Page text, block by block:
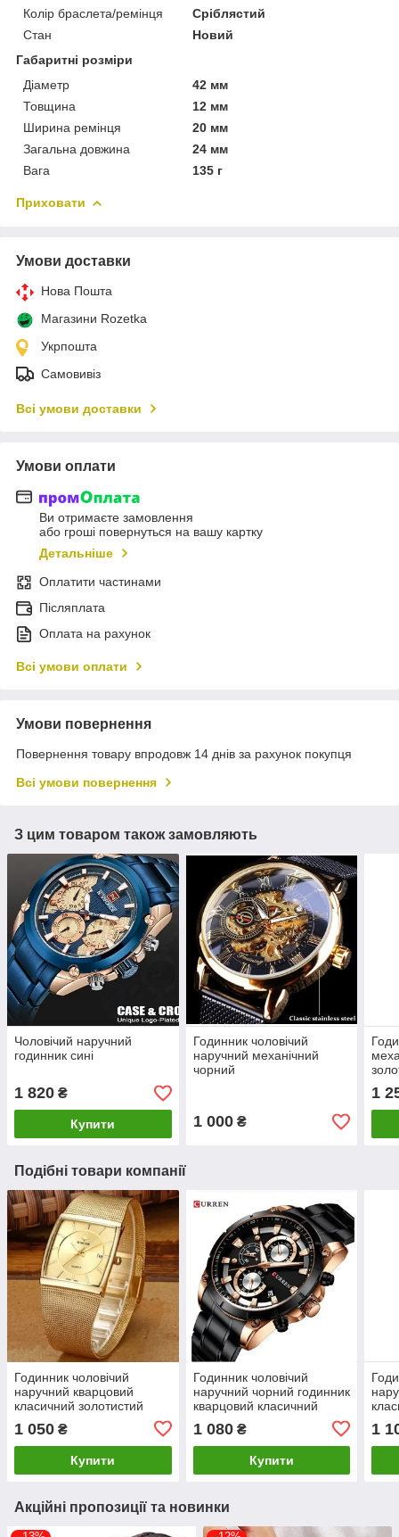
Колір браслета/ремінця
Сріблястий
Стан
Новий
Габаритні розміри
Діаметр
42 мм
Товщина
12 мм
Ширина ремінця
20 мм
Загальна довжина
24 мм
Вага
135 г
Приховати
Умови доставки
Нова Пошта
Магазини Rozetka
Укрпошта
Самовивіз
Всі умови доставки
Умови оплати
Ви отримаєте замовлення
або гроші повернуться на вашу картку
Детальніше
Оплатити частинами
Післяплата
Оплата на рахунок
Всі умови оплати
Умови повернення
Повернення товару впродовж 14 днів за рахунок покупця
Всі умови повернення
З цим товаром також замовляють
Чоловічий наручний
годинник сині
1 820 ₴
Купити
Годинник чоловічий
наручний механічний
чорний
1 000₴
1
Подібні товари компанії
Годинник чоловічий
наручний кварцовий
класичний золотистий
1 050 ₴
Купити
Годинник чоловічий
наручний чорний годинник
кварцовий класичний
1 080₴
Купити
1
Акційні пропозиції та новинки